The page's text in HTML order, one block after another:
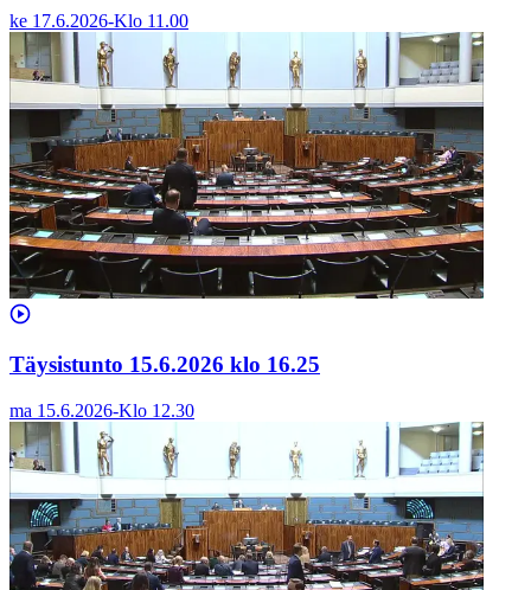
ke 17.6.2026-Klo 11.00
Täysistunto 15.6.2026 klo 16.25
ma 15.6.2026-Klo 12.30